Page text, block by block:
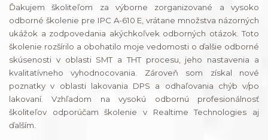
Ďakujem školiteľom za výborne zorganizované a vysoko
odborné školenie pre IPC A-610 E, vrátane množstva názorných
ukážok a zodpovedania akýchkoľvek odborných otázok. Toto
školenie rozšírilo a obohatilo moje vedomosti o ďalšie odborné
skúsenosti v oblasti SMT a THT procesu, jeho nastavenia a
kvalitatívneho vyhodnocovania. Zároveň som získal nové
poznatky v oblasti lakovania DPS a odhaľovania chýb v/po
lakovaní. Vzhľadom na vysokú odbornú profesionálnosť
školiteľov odporúčam školenie v Realtime Technologies aj
ďalším.